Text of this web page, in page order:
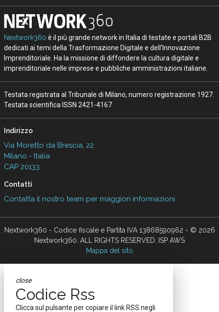
Nextwork360 è il più grande network in Italia di testate e portali B2B
dedicati ai temi della Trasformazione Digitale e dell’Innovazione
Imprenditoriale. Ha la missione di diffondere la cultura digitale e
imprenditoriale nelle imprese e pubbliche amministrazioni italiane.
Testata registrata al Tribunale di Milano, numero registrazione 1927.
Testata scientifica ISSN 2421-4167
Indirizzo
Via Moretto da Brescia, 22
Milano - Italia
CAP 20133
Contatti
Contatta il nostro team per maggiori informazioni
Nextwork360 - Codice fiscale e Partita IVA 13868590962 - © 2026
Nextwork360. ALL RIGHTS RESERVED. ISP AWS
Mappa del sito
close
Codice Rss
Clicca sul pulsante per copiare il link RSS negli